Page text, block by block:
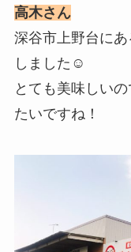
高木さん
深谷市上野台に
しました☺️
とても美味しい
たいですね！